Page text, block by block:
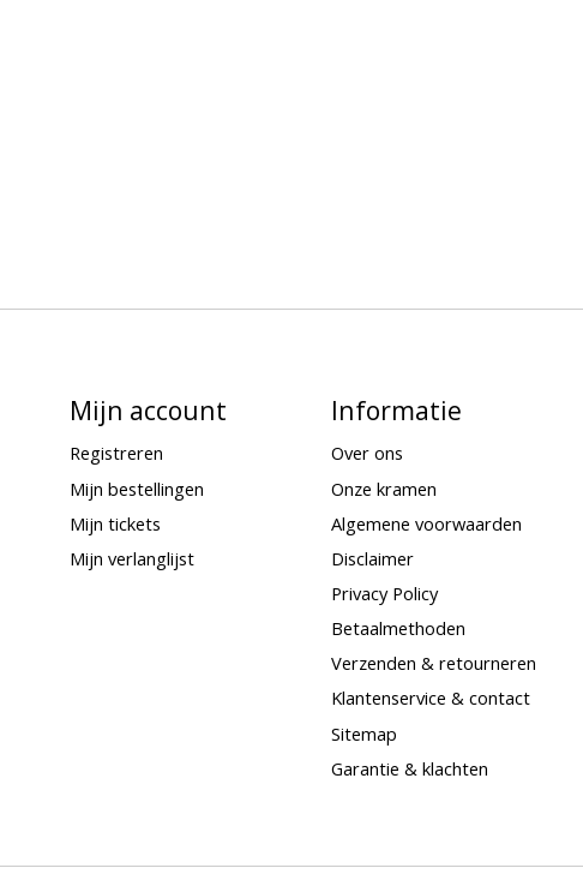
Mijn account
Registreren
Mijn bestellingen
Mijn tickets
Mijn verlanglijst
Informatie
Over ons
Onze kramen
Algemene voorwaarden
Disclaimer
Privacy Policy
Betaalmethoden
Verzenden & retourneren
Klantenservice & contact
Sitemap
Garantie & klachten